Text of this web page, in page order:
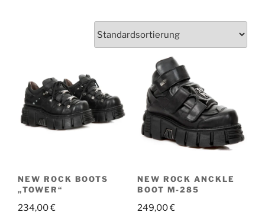
NEW ROCK BOOTS
„TOWER“
234,00€
NEW ROCK ANCKLE
BOOT M-285
249,00€